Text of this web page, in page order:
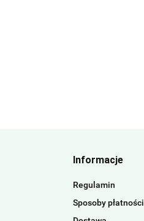
Informacje
Regulamin
Sposoby płatności